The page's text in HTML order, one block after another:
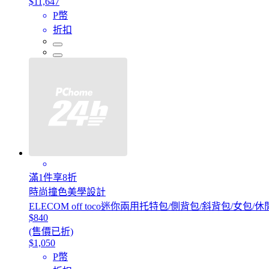
P幣
折扣
滿1件享8折
時尚撞色美學設計
ELECOM off toco迷你兩用托特包/側背包/斜背包/女包/休
$840
(售價已折)
$1,050
P幣